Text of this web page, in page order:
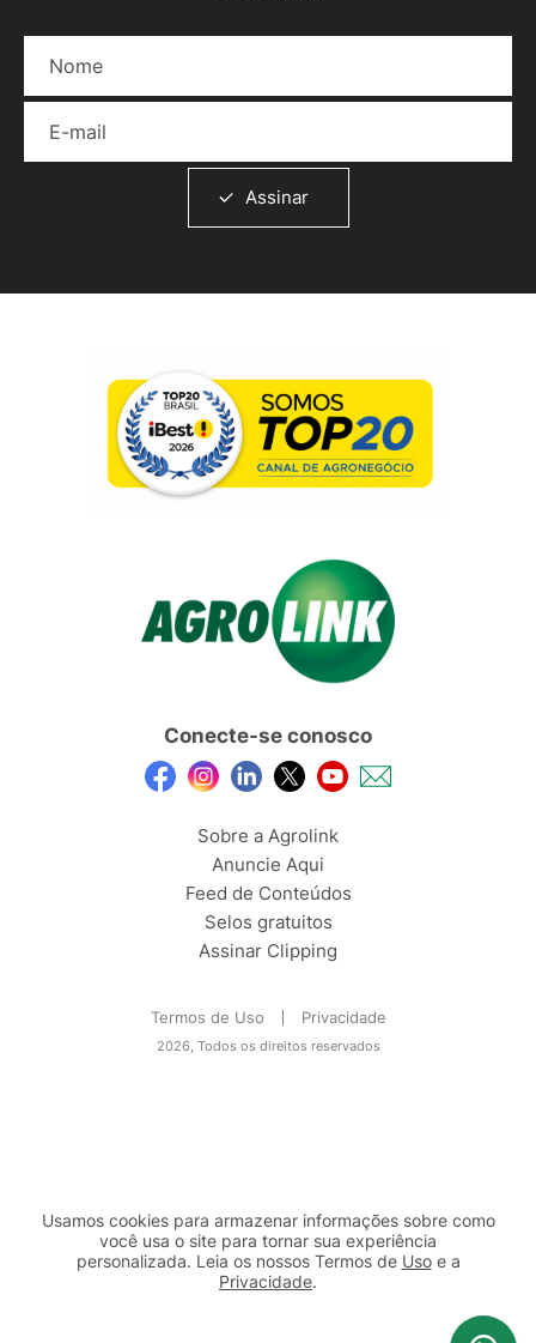
Assinar
Conecte-se conosco
Sobre a Agrolink
Anuncie Aqui
Feed de Conteúdos
Selos gratuitos
Assinar Clipping
Termos de Uso Privacidade
2026, Todos os direitos reservados
Usamos cookies para armazenar informações sobre como
você usa o site para tornar sua experiência
personalizada. Leia os nossos Termos de Usoe a
Privacidade.